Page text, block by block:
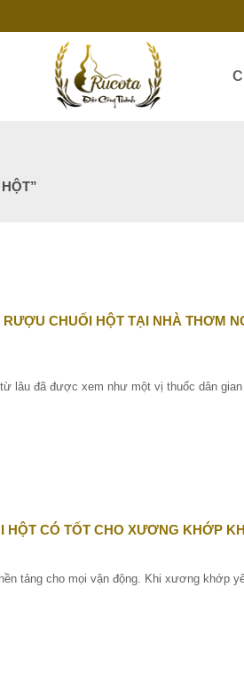
CHUỐI HỘT TẠI NHÀ THƠM
lâu đã được xem như một vị thuốc dân gian
HỘT CÓ TỐT CHO XƯƠNG KHỚP
tảng cho mọi vận động. Khi xương khớp